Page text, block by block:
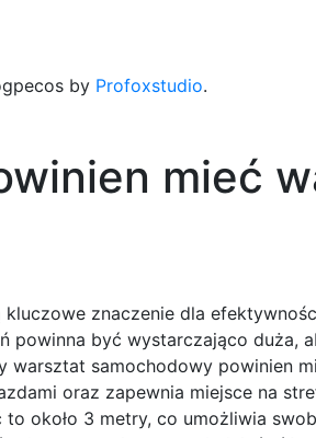
by Profoxstudio.
mieć
znaczenie dla
powinna być wystarczająco duża,
warsztat samochodowy powinien
oraz zapewnia miejsce na
około 3 metry, co umożliwia